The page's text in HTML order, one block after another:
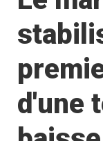
d'une